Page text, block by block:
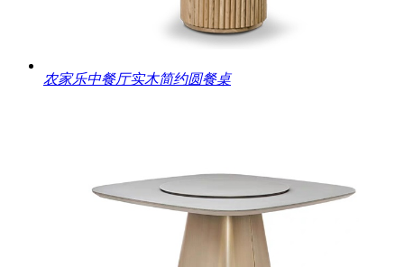
农家乐中餐厅实木简约圆餐桌